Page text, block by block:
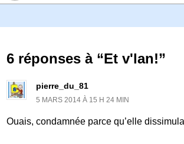
6 réponses à “Et v'lan!”
pierre_du_81
5 MARS 2014 À 15 H 24 MIN
Ouais, condamnée parce qu’elle